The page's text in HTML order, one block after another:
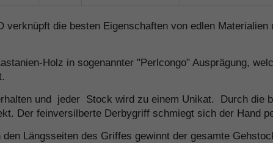
verknüpft die besten Eigenschaften von edlen
Holz in sogenannter "Perlcongo" Ausprägung,
und jeder Stock wird zu einem Unikat. Durch die
Der feinversilberte Derbygriff schmiegt sich der Hand
Längsseiten des Griffes gewinnt der gesamte